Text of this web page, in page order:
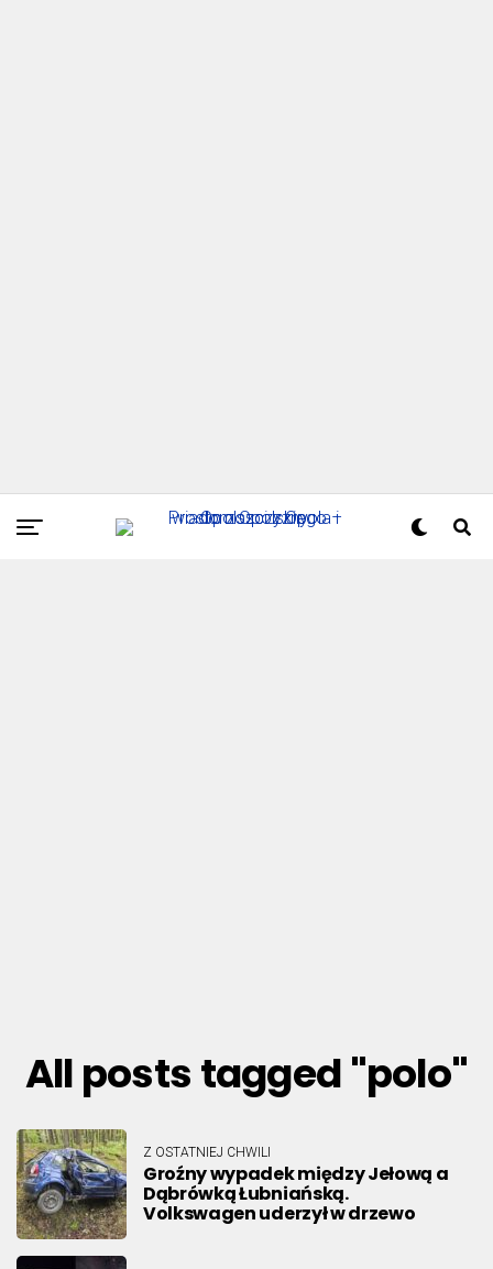
All posts tagged "polo"
Z OSTATNIEJ CHWILI
Groźny wypadek między Jełową a
Dąbrówką Łubniańską.
Volkswagen uderzył w drzewo